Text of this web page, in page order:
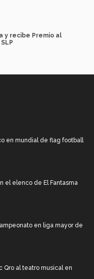
y recibe Premio al
en mundial de flag football
el elenco de El Fantasma
en liga mayor de
Qro al teatro musical en